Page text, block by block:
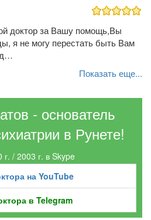
доктор за Вашу помощь,Вы
я не могу перестать быть Вам
Показать еще...
- основатель
в Рунете!
/ 2003 г. в Skype
на YouTube
в Telegram